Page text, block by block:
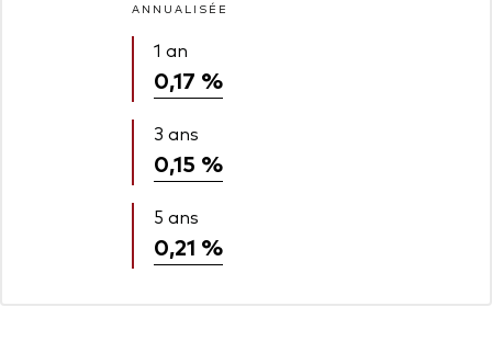
ANNUALISÉE
1 an
0,17 %
3 ans
0,15 %
5 ans
0,21 %